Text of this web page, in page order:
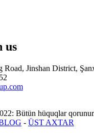
us
Road, Jinshan District,
Bütün hüquqlar
- ÜST AXTAR